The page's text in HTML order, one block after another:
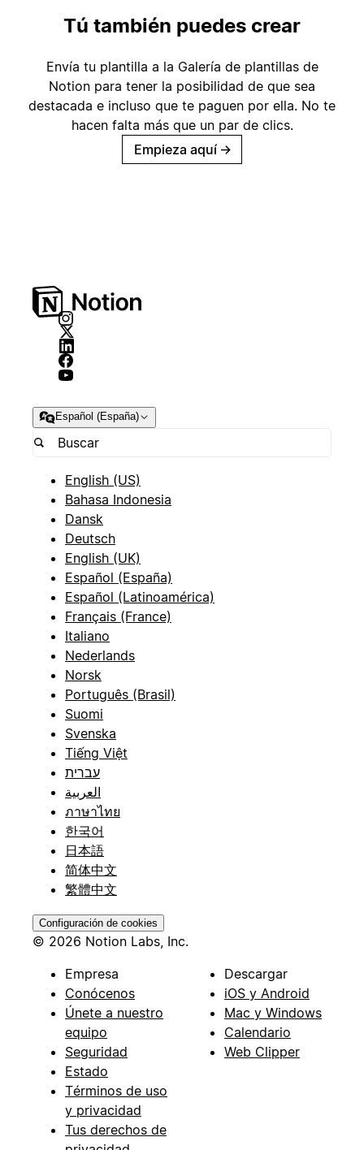
Tú también puedes crear
Envía tu plantilla a la Galería de plantillas de
Notion para tener la posibilidad de que sea
destacada e incluso que te paguen por ella. No te
hacen falta más que un par de clics.
Empieza aquí →
Español (España)
English (US)
Bahasa Indonesia
Dansk
Deutsch
English (UK)
Español (España)
Español (Latinoamérica)
Français (France)
Italiano
Nederlands
Norsk
Português (Brasil)
Suomi
Svenska
Tiếng Việt
עברית
العربية
ภาษาไทย
한국어
日本語
简体中文
繁體中文
Configuración de cookies
© 2026 Notion Labs, Inc.
Empresa
Conócenos
Únete a nuestro
equipo
Seguridad
Estado
Términos de uso
y privacidad
Tus derechos de
Descargar
iOS y Android
Mac y Windows
Calendario
Web Clipper